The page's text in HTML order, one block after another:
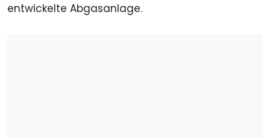
entwickelte Abgasanlage.